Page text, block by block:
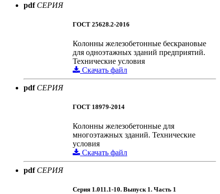
pdf СЕРИЯ
ГОСТ 25628.2-2016
Колонны железобетонные бескрановые
для одноэтажных зданий предприятий.
Технические условия
Скачать файл
pdf СЕРИЯ
ГОСТ 18979-2014
Колонны железобетонные для
многоэтажных зданий. Технические
условия
Скачать файл
pdf СЕРИЯ
Серия 1.011.1-10. Выпуск 1. Часть 1